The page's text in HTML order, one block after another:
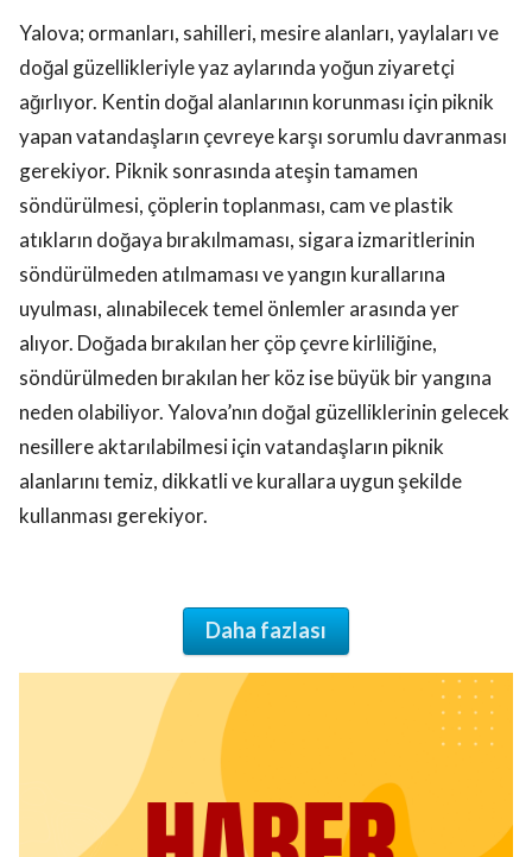
Yalova; ormanları, sahilleri, mesire alanları, yaylaları ve
doğal güzellikleriyle yaz aylarında yoğun ziyaretçi
ağırlıyor. Kentin doğal alanlarının korunması için piknik
yapan vatandaşların çevreye karşı sorumlu davranması
gerekiyor. Piknik sonrasında ateşin tamamen
söndürülmesi, çöplerin toplanması, cam ve plastik
atıkların doğaya bırakılmaması, sigara izmaritlerinin
söndürülmeden atılmaması ve yangın kurallarına
uyulması, alınabilecek temel önlemler arasında yer
alıyor. Doğada bırakılan her çöp çevre kirliliğine,
söndürülmeden bırakılan her köz ise büyük bir yangına
neden olabiliyor. Yalova’nın doğal güzelliklerinin gelecek
nesillere aktarılabilmesi için vatandaşların piknik
alanlarını temiz, dikkatli ve kurallara uygun şekilde
kullanması gerekiyor.
Daha fazlası